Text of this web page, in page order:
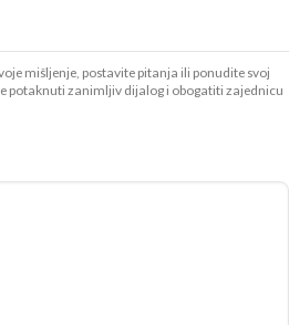
mišljenje, postavite pitanja ili ponudite svoj
potaknuti zanimljiv dijalog i obogatiti zajednicu